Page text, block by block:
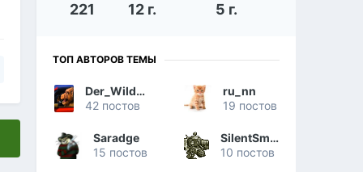
221 12 г. 5 г.
ТОП АВТОРОВ ТЕМЫ
Der_Wilde_Kater
42 постов
ru_nn
19 постов
Saradge
15 постов
SilentSmart
10 постов